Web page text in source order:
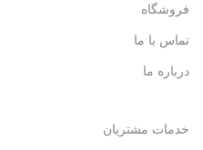
فروشگاه
تماس با ما
درباره ما
خدمات مشتریان